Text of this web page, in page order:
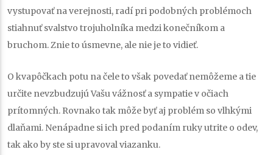
vystupovať na verejnosti, radí pri podobných problémoch
stiahnuť svalstvo trojuholníka medzi konečníkom a
bruchom. Znie to úsmevne, ale nie je to vidieť.
O kvapôčkach potu na čele to však povedať nemôžeme a tie
určite nevzbudzujú Vašu vážnosť a sympatie v očiach
prítomných. Rovnako tak môže byť aj problém so vlhkými
dlaňami. Nenápadne si ich pred podaním ruky utrite o odev,
tak ako by ste si upravoval viazanku.